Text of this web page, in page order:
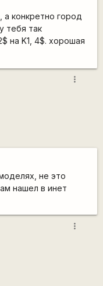
а конкретно город
тебя так
на K1, 4$. хорошая
more_vert
не это
нашел в инет
more_vert